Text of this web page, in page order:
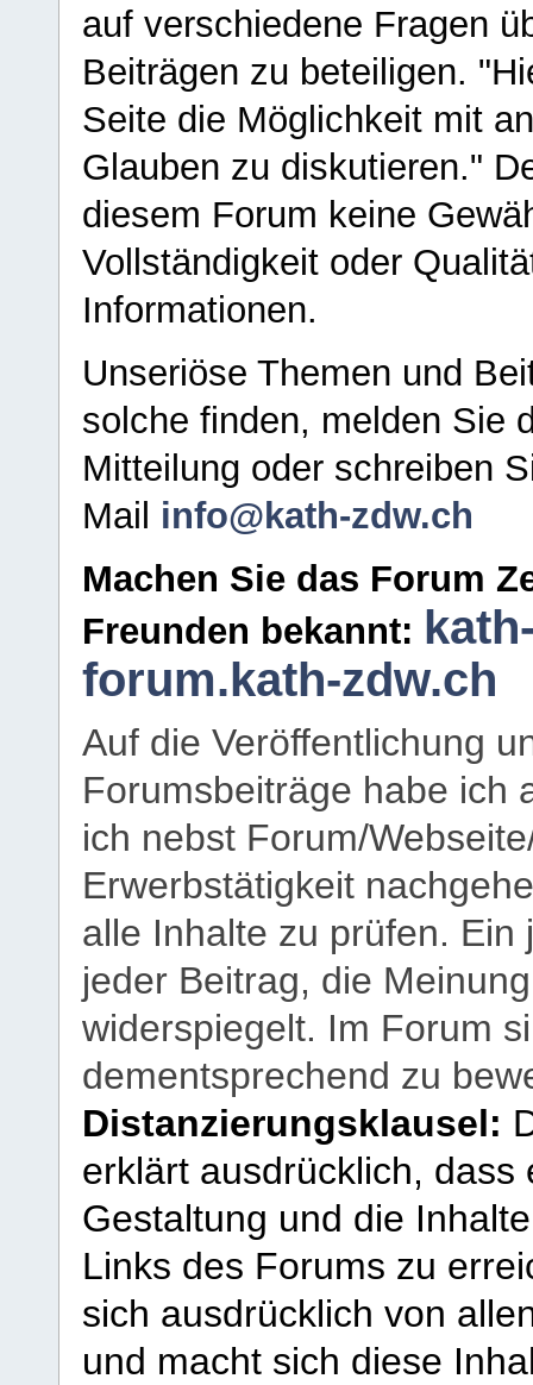
auf verschiedene Fragen
Beiträgen zu beteiligen.
Seite die Möglichkeit mit
Glauben zu diskutieren."
diesem Forum keine
Vollständigkeit oder
Informationen.
Unseriöse Themen und
solche finden, melden Sie
Mitteilung oder schreiben
Mail info@kath-zdw.ch
Machen Sie das Forum
Freunden bekannt:
forum.kath-zdw.ch
Auf die Veröffentlichung
Forumsbeiträge habe ich
ich nebst Forum/
Erwerbstätigkeit
alle Inhalte zu prüfen.
jeder Beitrag, die
widerspiegelt. Im Forum
dementsprechend zu
Distanzierungsklausel:
erklärt ausdrücklich,
Gestaltung und die
Links des Forums zu
sich ausdrücklich von
und macht sich diese